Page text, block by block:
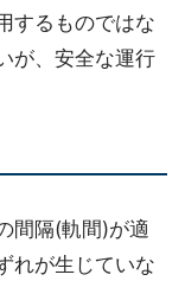
するものではな
が、安全な運行
間隔(軌間)が適
れが生じていな